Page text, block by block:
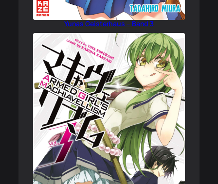
Yunas Geisterhaus – Band 3